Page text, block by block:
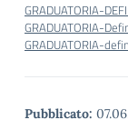
GRADUATORIA-
GRADUATORIA-
GRADUATORIA-
Pubblicato: